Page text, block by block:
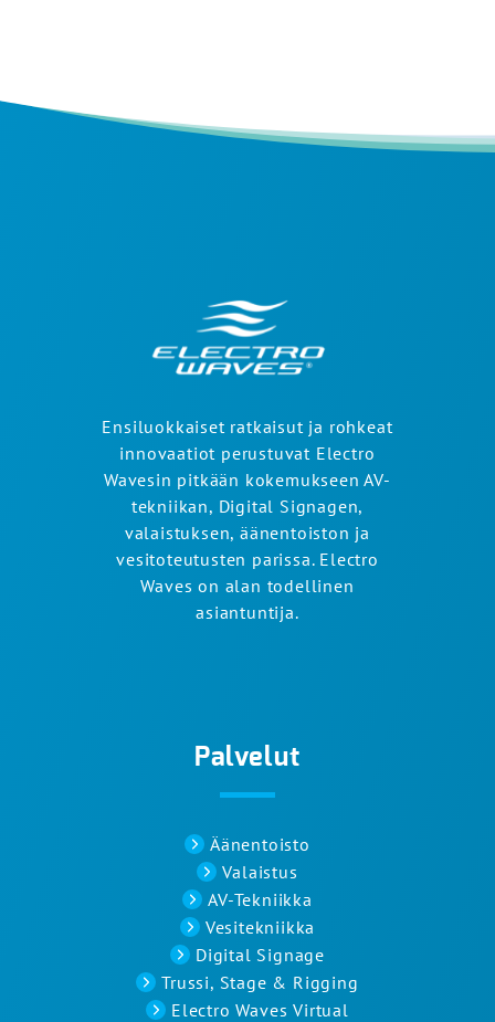
Ensiluokkaiset ratkaisut ja rohkeat
innovaatiot perustuvat Electro
Wavesin pitkään kokemukseen AV-
tekniikan, Digital Signagen,
valaistuksen, äänentoiston ja
vesitoteutusten parissa. Electro
Waves on alan todellinen
asiantuntija.
Palvelut
Äänentoisto
Valaistus
AV-Tekniikka
Vesitekniikka
Digital Signage
Trussi, Stage & Rigging
Electro Waves Virtual